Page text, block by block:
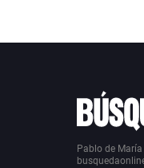
Pablo de